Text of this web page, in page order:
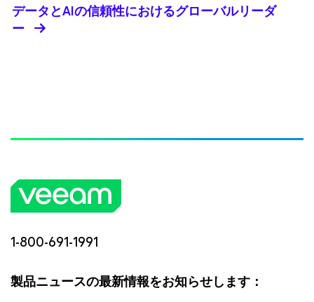
データとAIの信頼性におけるグローバルリーダ
ー
1-800-691-1991
製品ニュースの最新情報をお知らせします：